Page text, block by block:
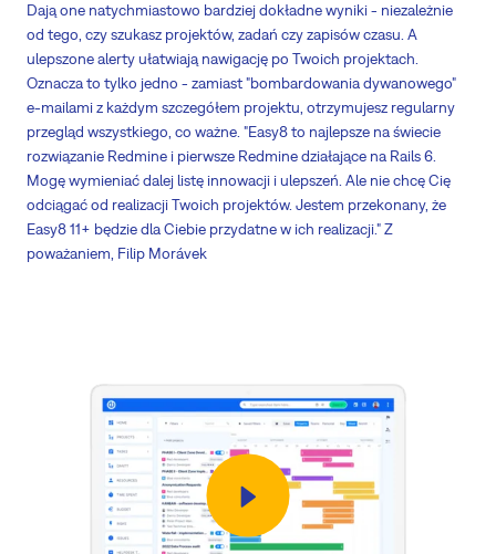
Dają one natychmiastowo bardziej dokładne wyniki - niezależnie
od tego, czy szukasz projektów, zadań czy zapisów czasu. A
ulepszone alerty ułatwiają nawigację po Twoich projektach.
Oznacza to tylko jedno - zamiast "bombardowania dywanowego"
e-mailami z każdym szczegółem projektu, otrzymujesz regularny
przegląd wszystkiego, co ważne. "Easy8 to najlepsze na świecie
rozwiązanie Redmine i pierwsze Redmine działające na Rails 6.
Mogę wymieniać dalej listę innowacji i ulepszeń. Ale nie chcę Cię
odciągać od realizacji Twoich projektów. Jestem przekonany, że
Easy8 11+ będzie dla Ciebie przydatne w ich realizacji." Z
poważaniem, Filip Morávek